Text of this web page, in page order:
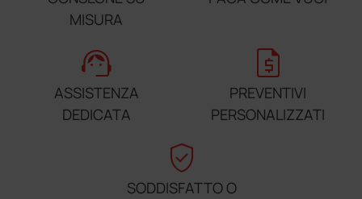
MISURA
support_agent
ASSISTENZA
DEDICATA
request_quote
PREVENTIVI
PERSONALIZZATI
verified_user
SODDISFATTO O